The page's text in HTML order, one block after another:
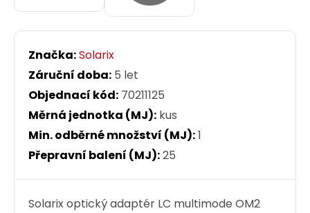
Značka:Solarix
Záruční doba: 5 let
Objednací kód: 70211125
Měrná jednotka (MJ): kus
Min. odběrné množství (MJ):1
Přepravní balení (MJ):25
Solarix optický adaptér LC multimode OM2